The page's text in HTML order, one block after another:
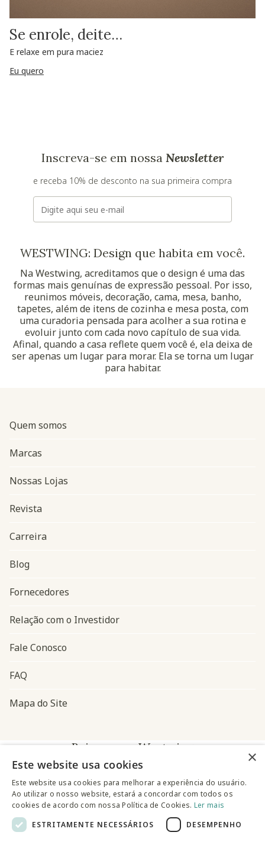
Se enrole, deite…
E relaxe em pura maciez
Eu quero
Inscreva-se em nossa Newsletter
e receba 10% de desconto na sua primeira compra
E-mail
WESTWING: Design que habita em você.
Na Westwing, acreditamos que o design é uma das
formas mais genuínas de expressão pessoal. Por isso,
reunimos móveis, decoração, cama, mesa, banho,
tapetes, além de itens de cozinha e mesa posta, com
uma curadoria pensada para acolher a sua rotina e
evoluir junto com cada novo capítulo de sua vida.
Afinal, quando a casa reflete quem você é, ela deixa de
ser apenas um lugar para morar. Ela se torna um lugar
para habitar.
Navegação do rodapé
Quem somos
Marcas
Nossas Lojas
Revista
Carreira
Blog
Fornecedores
Relação com o Investidor
Fale Conosco
FAQ
Mapa do Site
Baixe o app Westwing
×
Este website usa cookies
Este website usa cookies para melhorar a experiência do usuário.
Ao utilizar o nosso website, estará a concordar com todos os
cookies de acordo com nossa Política de Cookies. Ler mais
ESTRITAMENTE NECESSÁRIOS
DESEMPENHO